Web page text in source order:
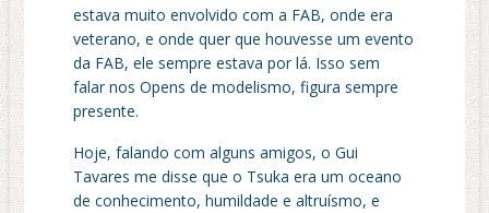
estava muito envolvido com a FAB, onde era
veterano, e onde quer que houvesse um evento
da FAB, ele sempre estava por lá. Isso sem
falar nos Opens de modelismo, figura sempre
presente.
Hoje, falando com alguns amigos, o Gui
Tavares me disse que o Tsuka era um oceano
de conhecimento, humildade e altruísmo, e